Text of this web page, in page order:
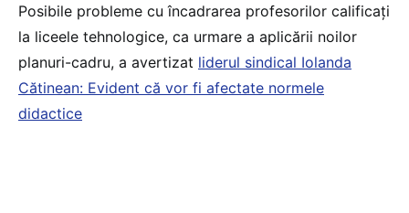
Posibile probleme cu încadrarea profesorilor calificați
la liceele tehnologice, ca urmare a aplicării noilor
planuri-cadru, a avertizat liderul sindical Iolanda
Cătinean: Evident că vor fi afectate normele
didactice